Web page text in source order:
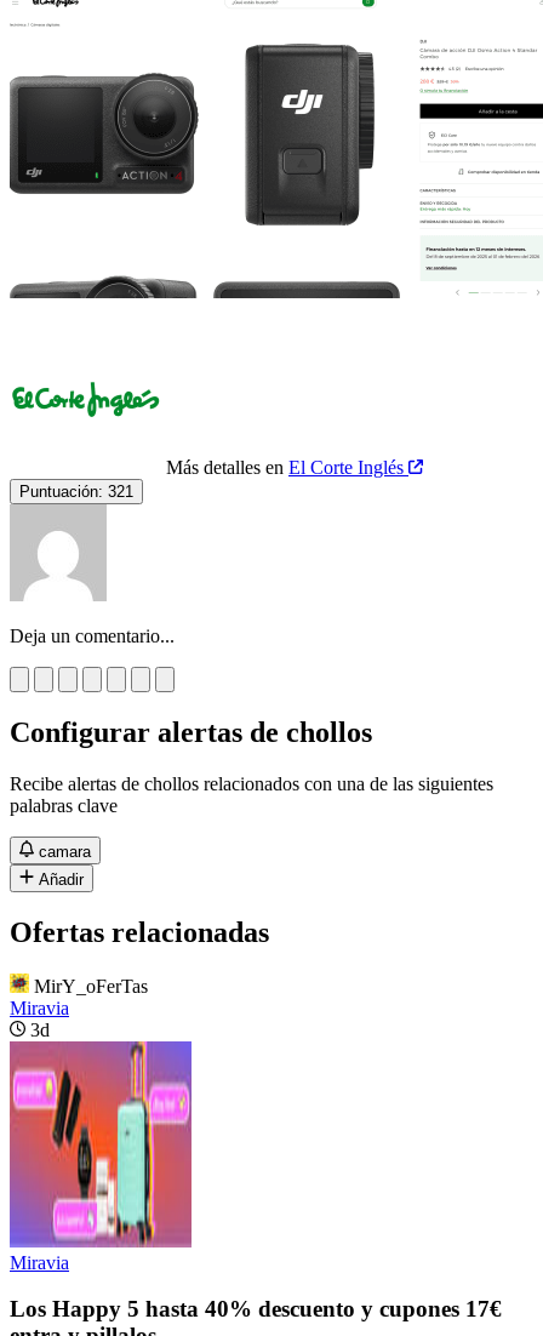
Más detalles en El Corte Inglés
Puntuación: 321
Deja un comentario...
Configurar alertas de chollos
Recibe alertas de chollos relacionados con una de las siguientes
palabras clave
camara
Añadir
Ofertas relacionadas
MirY_oFerTas
Miravia
3d
Miravia
Los Happy 5 hasta 40% descuento y cupones 17€